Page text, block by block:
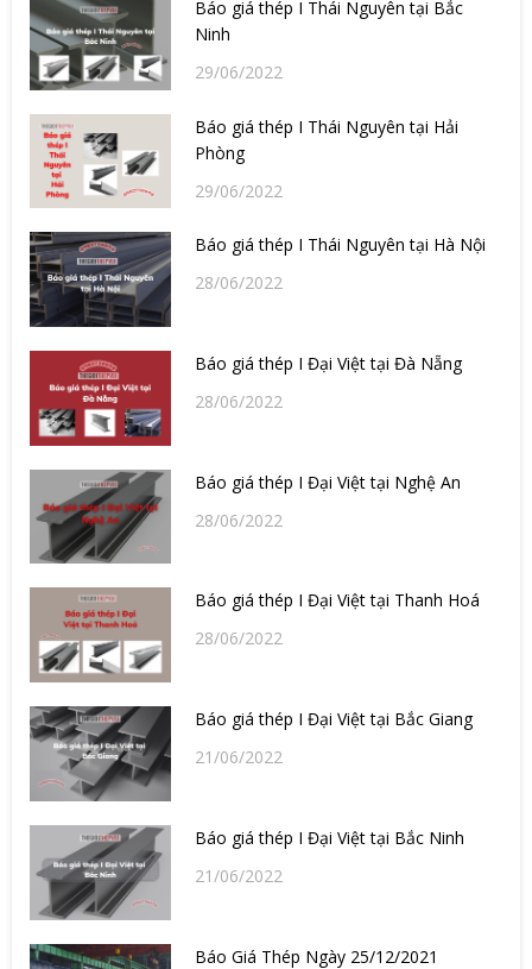
Báo giá thép I Thái Nguyên tại Bắc
Ninh
29/06/2022
Báo giá thép I Thái Nguyên tại Hải
Phòng
29/06/2022
Báo giá thép I Thái Nguyên tại Hà Nội
28/06/2022
Báo giá thép I Đại Việt tại Đà Nẵng
28/06/2022
Báo giá thép I Đại Việt tại Nghệ An
28/06/2022
Báo giá thép I Đại Việt tại Thanh Hoá
28/06/2022
Báo giá thép I Đại Việt tại Bắc Giang
21/06/2022
Báo giá thép I Đại Việt tại Bắc Ninh
21/06/2022
Báo Giá Thép Ngày 25/12/2021